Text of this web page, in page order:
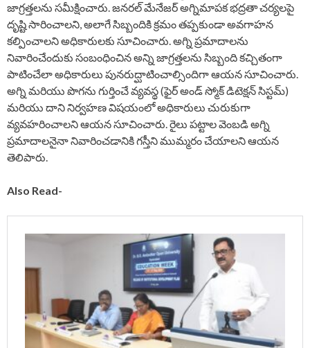
జాగ్రత్తలను సమీక్షించారు. జనరల్ మేనేజర్ అగ్నిమాపక భద్రతా చర్యలపై
దృష్టి సారించాలని, అలాగే సిబ్బందికి క్రమం తప్పకుండా అవగాహన
కల్పించాలని అధికారులకు సూచించారు. అగ్ని ప్రమాదాలను
నివారించేందుకు సంబంధించిన అన్ని జాగ్రత్తలను సిబ్బంది కచ్చితంగా
పాటించేలా అధికారులు పునరుద్ఘాటించాల్సిందిగా ఆయన సూచించారు.
అగ్ని మరియు పొగను గుర్తించే వ్యవస్థ (ఫైర్ అండ్ స్మోక్ డిటెక్షన్ సిస్టమ్)
మరియు దాని నిర్వహణ విషయంలో అధికారులు చురుకుగా
వ్యవహరించాలని ఆయన సూచించారు. రైలు పట్టాల వెంబడి అగ్ని
ప్రమాదాలనైనా నివారించడానికి గస్తీని ముమ్మరం చేయాలని ఆయన
తెలిపారు.
Also Read-